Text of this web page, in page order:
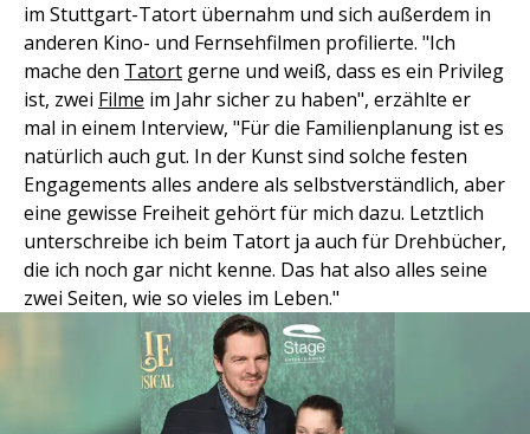
im Stuttgart-Tatort übernahm und sich außerdem in
anderen Kino- und Fernsehfilmen profilierte. "Ich
mache den Tatort gerne und weiß, dass es ein Privileg
ist, zwei Filme im Jahr sicher zu haben", erzählte er
mal in einem Interview, "Für die Familienplanung ist es
natürlich auch gut. In der Kunst sind solche festen
Engagements alles andere als selbstverständlich, aber
eine gewisse Freiheit gehört für mich dazu. Letztlich
unterschreibe ich beim Tatort ja auch für Drehbücher,
die ich noch gar nicht kenne. Das hat also alles seine
zwei Seiten, wie so vieles im Leben."